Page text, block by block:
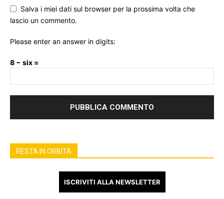
Salva i miei dati sul browser per la prossima volta che
lascio un commento.
Please enter an answer in digits:
8 − six =
RESTA IN ORBITA
ISCRIVITI ALLA NEWSLETTER